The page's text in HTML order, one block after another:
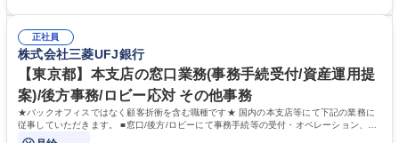
業務をお任せします。残業も基本的には発生せず、ご自身のペースで業務
を進めやすく定着率の高い環境です。 募集職種 東京【経理・総務】週1日
出社程度のリモート中心/残業基本無/独立系ファーム
【働き方について】現在は週4日程度の在宅勤務を実施しており、ワーク
ライフバランスを重視する方に最適な環境です（フルリモートも面接で相
談可）。【求める人物像】幅広いバックオフィス業務に柔軟に対応でき、
社内外と円滑にコミュニケーションを取りながら業務を推進できる方 学
歴・資格 学歴：大学院 大学 高専 短大 専修学校 高校 語学力： 資格：
正社員
株式会社三菱UFJ銀行
【東京都】本支店の窓口業務(事務手続受付/資産運用提
案)/後方事務/ロビー応対 その他事務
★バックオフィスではなく顧客折衝を含む職種です★ 国内の本支店等にて下記の業務に
従事していただきます。 ■窓口/後方/ロビーにて事務手続等の受付・オペレーション、お
客様対応